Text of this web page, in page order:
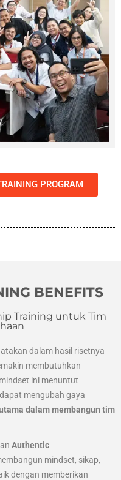
PROGRAM
BENEFITS
Training untuk Tim
dalam hasil risetnya
membutuhkan
ini menuntut
mengubah gaya
dalam membangun tim
Authentic
mindset, sikap,
dengan memberikan